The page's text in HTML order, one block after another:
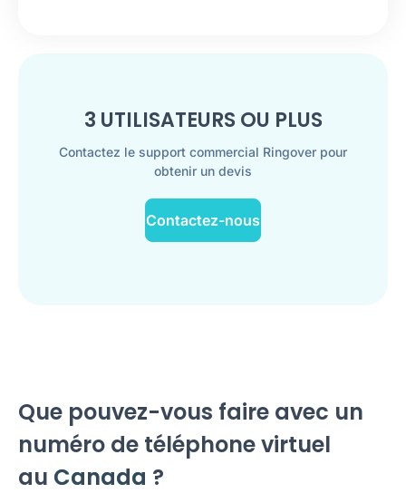
3 UTILISATEURS OU PLUS
Contactez le support commercial Ringover pour
obtenir un devis
Contactez-nous
Que pouvez-vous faire avec un
numéro de téléphone virtuel
au Canada ?